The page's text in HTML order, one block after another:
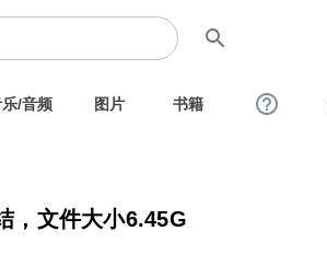
search
/音频 图片 书籍 help_outline
，文件大小6.45G